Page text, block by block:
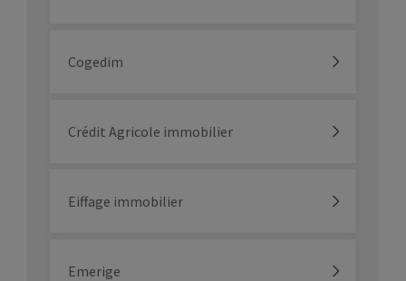
Cogedim
Crédit Agricole immobilier
Eiffage immobilier
Emerige